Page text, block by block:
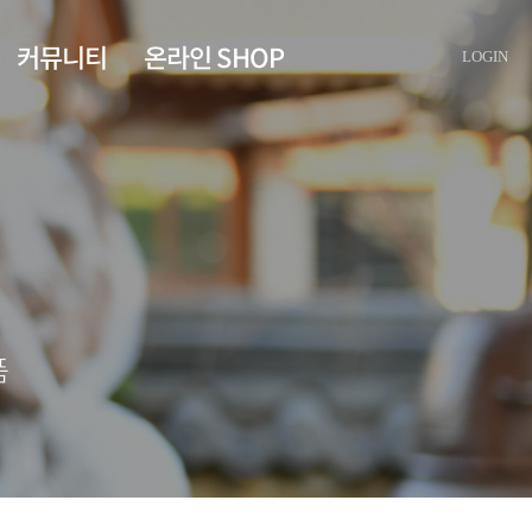
커뮤니티
공지사항
온라인 SHOP
자사몰
LOGIN